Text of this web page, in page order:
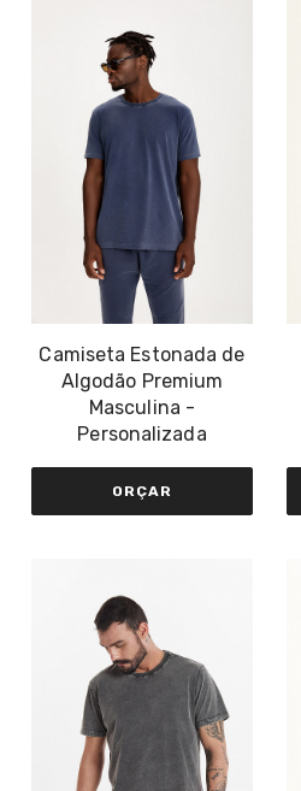
Camiseta Estonada de
Algodão Premium
Masculina -
Personalizada
ORÇAR